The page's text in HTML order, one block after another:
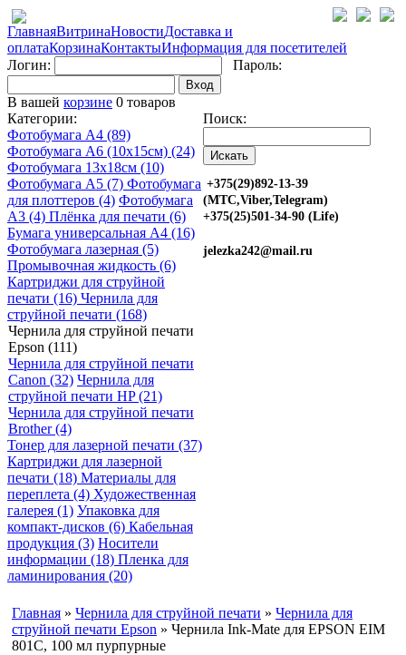
ГлавнаяВитринаНовостиДоставка и
оплатаКорзинаКонтактыИнформация для посетителей
Логин:
Пароль:
Вход
В вашей корзине 0 товаров
Категории:
Фотобумага A4 (89)
Фотобумага A6 (10х15см) (24)
Фотобумага 13х18см (10)
Фотобумага A5 (7) Фотобумага
для плоттеров (4) Фотобумага
A3 (4) Плёнка для печати (6)
Бумага универсальная A4 (16)
Фотобумага лазерная (5)
Промывочная жидкость (6)
Картриджи для струйной
печати (16) Чернила для
струйной печати (168)
Чернила для струйной печати
Epson (111)
Чернила для струйной печати
Canon (32) Чернила для
струйной печати HP (21)
Чернила для струйной печати
Brother (4)
Тонер для лазерной печати (37)
Картриджи для лазерной
печати (18) Материалы для
переплета (4) Художественная
галерея (1) Упаковка для
компакт-дисков (6) Кабельная
продукция (3) Носители
информации (18) Пленка для
ламинирования (20)
Поиск:
+375(29)892-13-39
(МТС,Viber,Telegram)
+375(25)501-34-90 (Life)
jelezka242@mail.ru
Главная » Чернила для струйной печати » Чернила для
струйной печати Epson » Чернила Ink-Mate для EPSON EIM
801C, 100 мл пурпурные